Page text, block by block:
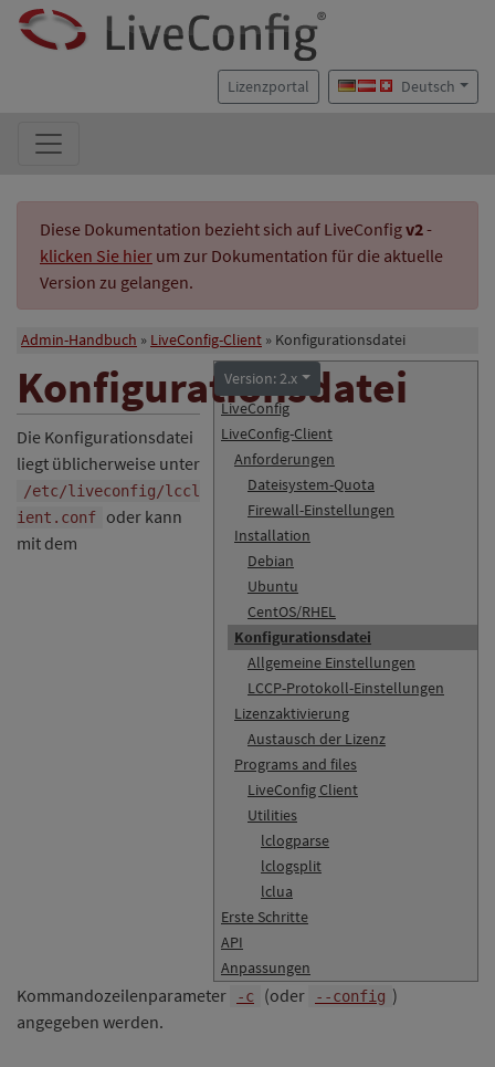
Lizenzportal Deutsch
Diese Dokumentation bezieht sich auf LiveConfigv2-
klicken Sie hier um zur Dokumentation für die aktuelle
Version zu gelangen.
Admin-Handbuch LiveConfig-Client Konfigurationsdatei
Version: 2.x
LiveConfig
LiveConfig-Client
Anforderungen
Dateisystem-Quota
Firewall-Einstellungen
Installation
Debian
Ubuntu
CentOS/RHEL
Konfigurationsdatei
Allgemeine Einstellungen
LCCP-Protokoll-Einstellungen
Lizenzaktivierung
Austausch der Lizenz
Programs and files
LiveConfig Client
Utilities
lclogparse
lclogsplit
lclua
Erste Schritte
API
Anpassungen
Konfigurationsdatei
Die Konfigurationsdatei
liegt üblicherweise unter
/etc/liveconfig/lccl
ient.conf
oder kann
mit dem
Kommandozeilenparameter -c (oder --config )
angegeben werden.